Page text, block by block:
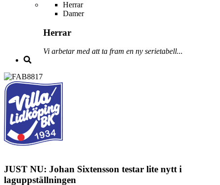
Herrar
Damer
Herrar
Vi arbetar med att ta fram en ny serietabell...
JUST NU: Johan Sixtensson testar lite nytt i
laguppställningen